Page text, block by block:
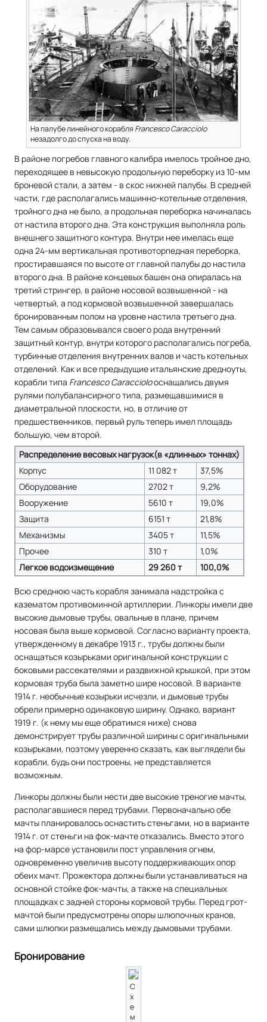
На палубе линейного корабля Francesco Caracciolo
незадолго до спуска на воду.
В районе погребов главного калибра имелось тройное дно,
переходящее в невысокую продольную переборку из 10-мм
броневой стали, а затем - в скос нижней палубы. В средней
части, где располагались машинно-котельные отделения,
тройного дна не было, а продольная переборка начиналась
от настила второго дна. Эта конструкция выполняла роль
внешнего защитного контура. Внутри нее имелась еще
одна 24-мм вертикальная противоторпедная переборка,
простиравшаяся по высоте от главной палубы до настила
второго дна. В районе концевых башен она опиралась на
третий стрингер, в районе носовой возвышенной - на
четвертый, а под кормовой возвышенной завершалась
бронированным полом на уровне настила третьего дна.
Тем самым образовывался своего рода внутренний
защитный контур, внутри которого располагались погреба,
турбинные отделения внутренних валов и часть котельных
отделений. Как и все предыдущие итальянские дредноуты,
корабли типа Francesco Caraccioloоснащались двумя
рулями полубалансирного типа, размещавшимися в
диаметральной плоскости, но, в отличие от
предшественников, первый руль теперь имел площадь
большую, чем второй.
Распределение весовых нагрузок(в «длинных» тоннах)
Корпус
11 082 т
37,5%
Оборудование
2702 т
9,2%
Вооружение
5610 т
19,0%
Защита
6151 т
21,8%
Механизмы
3405 т
11,5%
Прочее
310 т
1,0%
Легкое водоизмещение
29 260 т 100,0%
Всю среднюю часть корабля занимала надстройка с
казематом противоминной артиллерии. Линкоры имели две
высокие дымовые трубы, овальные в плане, причем
носовая была выше кормовой. Согласно варианту проекта,
утвержденному в декабре 1913 г., трубы должны были
оснащаться козырьками оригинальной конструкции с
боковыми рассекателями и раздвижной крышкой, при этом
кормовая труба была заметно шире носовой. В варианте
1914 г. необычные козырьки исчезли, и дымовые трубы
обрели примерно одинаковую ширину. Однако, вариант
1919 г. (к нему мы еще обратимся ниже) снова
демонстрирует трубы различной ширины с оригинальными
козырьками, поэтому уверенно сказать, как выглядели бы
корабли, будь они построены, не представляется
возможным.
Линкоры должны были нести две высокие треногие мачты,
располагавшиеся перед трубами. Первоначально обе
мачты планировалось оснастить стеньгами, но в варианте
1914 г. от стеньги на фок-мачте отказались. Вместо этого
на фор-марсе установили пост управления огнем,
одновременно увеличив высоту поддерживающих опор
обеих мачт. Прожектора должны были устанавливаться на
основной стойке фок-мачты, а также на специальных
площадках с задней стороны кормовой трубы. Перед грот-
мачтой были предусмотрены опоры шлюпочных кранов,
сами шлюпки размещались между дымовыми трубами.
Бронирование
С
х
е
м